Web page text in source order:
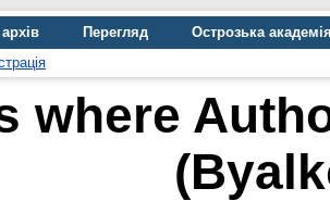
Перегляд
Острозька
where